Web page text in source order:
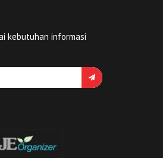
kebutuhan informasi